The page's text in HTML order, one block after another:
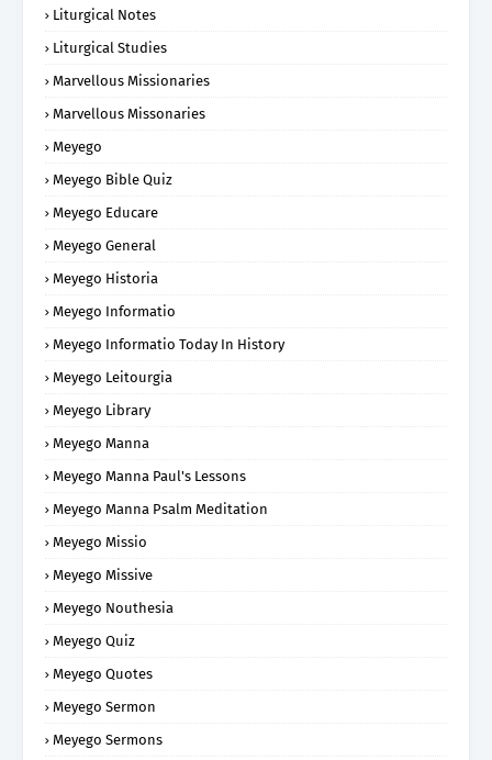
Liturgical Notes
Liturgical Studies
Marvellous Missionaries
Marvellous Missonaries
Meyego
Meyego Bible Quiz
Meyego Educare
Meyego General
Meyego Historia
Meyego Informatio
Meyego Informatio Today In History
Meyego Leitourgia
Meyego Library
Meyego Manna
Meyego Manna Paul's Lessons
Meyego Manna Psalm Meditation
Meyego Missio
Meyego Missive
Meyego Nouthesia
Meyego Quiz
Meyego Quotes
Meyego Sermon
Meyego Sermons